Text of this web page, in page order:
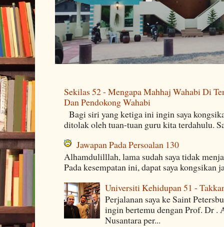
Sekilas 52 - Mengapa Mahhaj Wahabi Di
Dan Pendokong Wahabi
Bagi siri yang ketiga ini ingin saya
ditolak oleh tuan-tuan guru kita terdahulu.
Jawapan Pada Persoalan 130
Alhamdulilllah, lama sudah saya tidak
Pada kesempatan ini, dapat saya kongsikan
Universiti Kehidupan 51 -
Perjalanan saya ke Saint
ingin bertemu dengan Prof. Dr
Nusantara per...